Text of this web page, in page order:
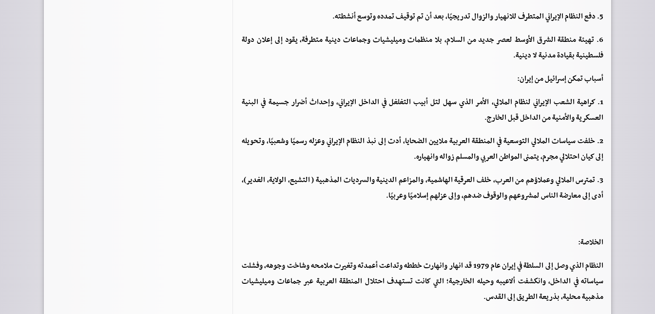
5. دفع النظام الإيراني المتطرف للانهيار والزوال تدريجيًا، بعد أن تم توقيف تمدده وتوسع أنشطته.
6. تهيئة منطقة الشرق الأوسط لعصر جديد من السلام، بلا منظمات وميليشيات وجماعات دينية متطرفة، يقود إلى إعلان دولة
فلسطينية بقيادة مدنية لا دينية.
أسباب تمكن إسرائيل من إيران:
1. كراهية الشعب الإيراني لنظام الملالي، الأمر الذي سهل لتل أبيب التغلغل في الداخل الإيراني، وإحداث أضرار جسيمة في البنية
العسكرية والأمنية من الداخل قبل الخارج.
2. خلفت سياسات الملالي التوسعية في المنطقة العربية ملايين الضحايا، أدت إلى نبذ النظام الإيراني وعزله رسميًا وشعبيًا، وتحويله
إلى كيان احتلالي مجرم، يتمنى المواطن العربي والمسلم زواله وانهياره.
3. تمترس الملالي وعملاؤهم من العرب، خلف العرقية الهاشمية، والمزاعم الدينية والسرديات المذهبية ( التشيع، الولاية، الغدير)،
أدى إلى معارضة الناس لمشروعهم والوقوف ضدهم، وإلى عزلهم إسلاميًا وعربيًا.
الخلاصة:
النظام الذي وصل إلى السلطة في إيران عام 1979 قد انهار وانهارت خططه وتداعت أعمدته وتغيرت ملامحه وشاخت وجوهه، وفشلت
سياساته في الداخل، وانكشفت ألاعيبه وحيله الخارجية؛ التي كانت تستهدف احتلال المنطقة العربية عبر جماعات وميليشيات
مذهبية محلية، بذريعة الطريق إلى القدس.